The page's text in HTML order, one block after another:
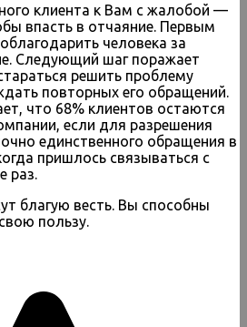
клиента к Вам с жалобой —
впасть в отчаяние. Первым
человека за
Следующий шаг поражает
решить проблему
повторных его обращений.
что 68% клиентов остаются
если для разрешения
единственного обращения в
пришлось связываться с
раз.
благую весть. Вы способны
пользу.